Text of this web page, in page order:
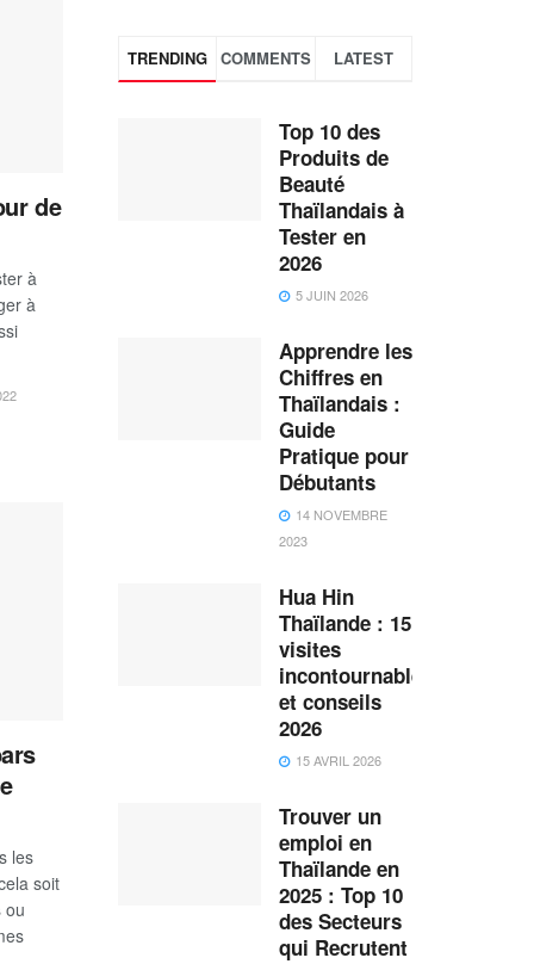
de
à
à
les
soit
ou
TRENDING COMMENTS LATEST
Top 10 des
Produits de
Beauté
Thaïlandais à
Tester en
2026
5 JUIN 2026
Apprendre les
Chiffres en
Thaïlandais :
Guide
Pratique pour
Débutants
14 NOVEMBRE
2023
Hua Hin
Thaïlande : 15
visites
incontournables
et conseils
2026
15 AVRIL 2026
Trouver un
emploi en
Thaïlande en
2025 : Top 10
des Secteurs
qui Recrutent